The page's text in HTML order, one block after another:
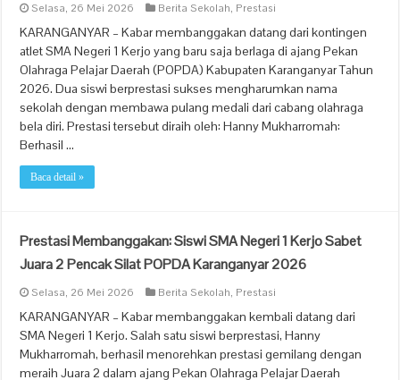
Selasa, 26 Mei 2026 Berita Sekolah, Prestasi
KARANGANYAR – Kabar membanggakan datang dari kontingen
atlet SMA Negeri 1 Kerjo yang baru saja berlaga di ajang Pekan
Olahraga Pelajar Daerah (POPDA) Kabupaten Karanganyar Tahun
2026. Dua siswi berprestasi sukses mengharumkan nama
sekolah dengan membawa pulang medali dari cabang olahraga
bela diri. Prestasi tersebut diraih oleh: Hanny Mukharromah:
Berhasil …
Baca detail »
Prestasi Membanggakan: Siswi SMA Negeri 1 Kerjo Sabet
Juara 2 Pencak Silat POPDA Karanganyar 2026
Selasa, 26 Mei 2026 Berita Sekolah, Prestasi
KARANGANYAR – Kabar membanggakan kembali datang dari
SMA Negeri 1 Kerjo. Salah satu siswi berprestasi, Hanny
Mukharromah, berhasil menorehkan prestasi gemilang dengan
meraih Juara 2 dalam ajang Pekan Olahraga Pelajar Daerah